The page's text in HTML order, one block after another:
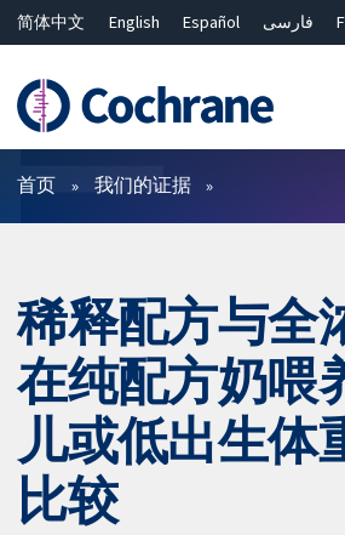
简体中文 English Español فارسی
ไทย
繁體中文
过滤
首页 我们的证据
稀释配方与全
在纯配方奶喂
儿或低出生体
比较